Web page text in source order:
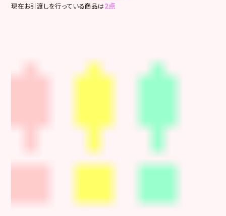
現在お引渡しを行っている商品は2点